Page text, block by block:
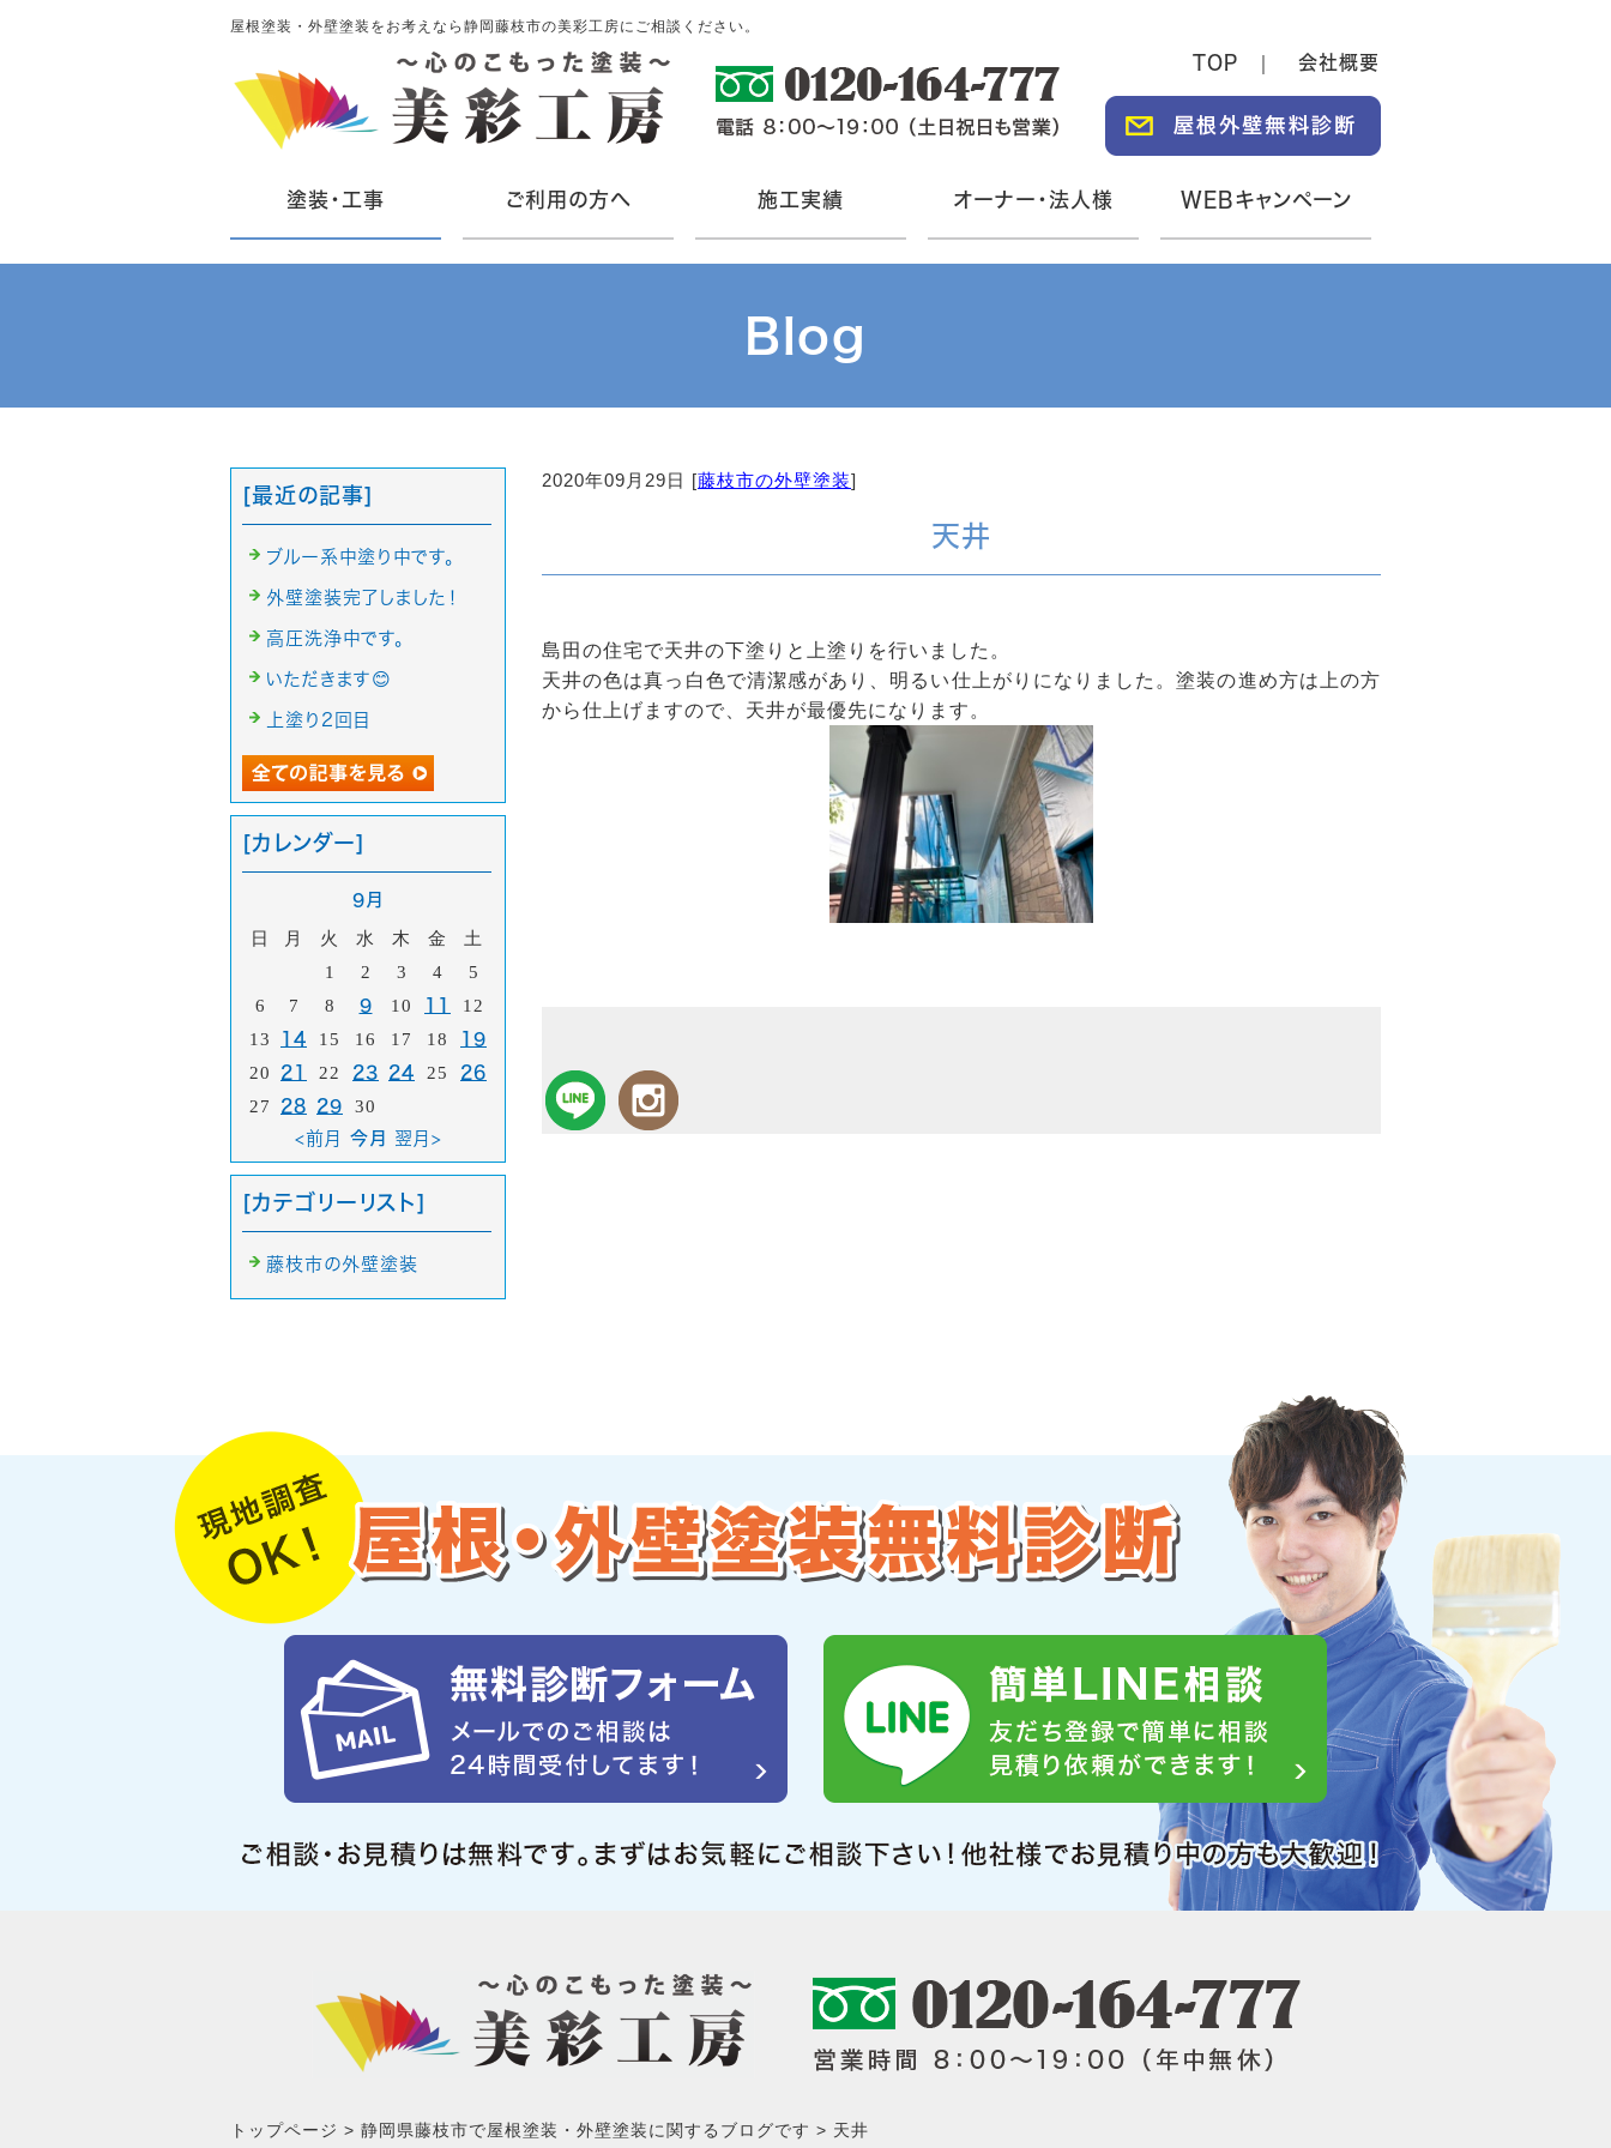
屋根塗装・外壁塗装をお考えなら静岡藤枝市の美彩工房にご相談ください。
TOP 会社概要
塗装・工事 ご利用の方へ 施工実績 オーナー・法人様 WEBキャンペーン
Blog
2020年09月29日 [藤枝市の外壁塗装]
天井
島田の住宅で天井の下塗りと上塗りを行いました。
天井の色は真っ白色で清潔感があり、明るい仕上がりになりました。塗装の進め方は上の方
から仕上げますので、天井が最優先になります。
[最近の記事]
ブルー系中塗り中です。
外壁塗装完了しました！
高圧洗浄中です。
いただきます😊
上塗り2回目
[カレンダー]
9月
日 月 火 水 木 金
土
1
2 3 4
5
6
7 8 9 10 11
12
13
14 15 16 17 18 19
20 21 22 23 24 25 26
27 28 29 30
<前月 今月 翌月>
[カテゴリーリスト]
藤枝市の外壁塗装
トップページ 静岡県藤枝市で屋根塗装・外壁塗装に関するブログです 天井